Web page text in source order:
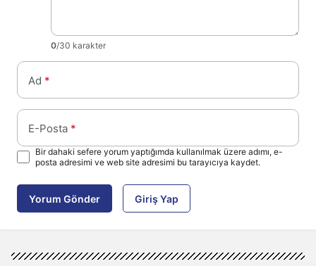
0/30 karakter
Ad *
E-Posta *
Bir dahaki sefere yorum yaptığımda kullanılmak üzere adımı, e-
posta adresimi ve web site adresimi bu tarayıcıya kaydet.
Yorum Gönder Giriş Yap